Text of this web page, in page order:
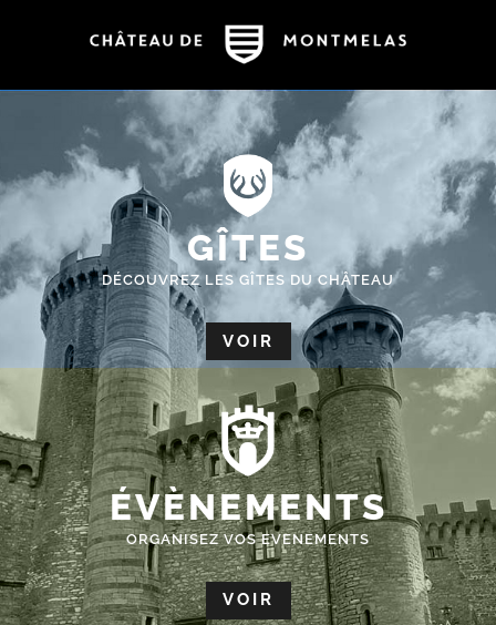
GÎTES
DÉCOUVREZ LES GÎTES DU CHÂTEAU
VOIR
ÉVÈNEMENTS
ORGANISEZ VOS EVENEMENTS
VOIR